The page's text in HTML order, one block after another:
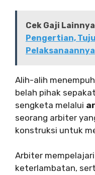
Cek Gaji
Pengertian,
Pelaksanaannya
Alih-alih
belah pihak
sengketa melalui
seorang arbiter
konstruksi untuk
Arbiter
keterlambatan,